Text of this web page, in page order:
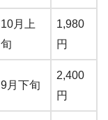
10月上
旬
1,980
円
9月下旬
2,400
円